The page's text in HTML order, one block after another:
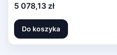
Cena
5 078,13 zł
Do koszyka